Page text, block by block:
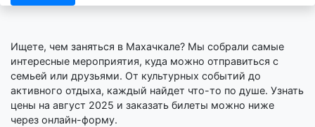
Ищете, чем заняться в Махачкале? Мы собрали самые
интересные мероприятия, куда можно отправиться с
семьей или друзьями. От культурных событий до
активного отдыха, каждый найдет что-то по душе. Узнать
цены на август 2025 и заказать билеты можно ниже
через онлайн-форму.